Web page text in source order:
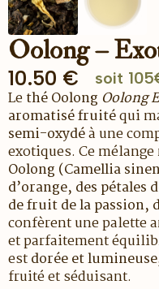
Oolong –
10.50 € soit
Lethé Oolong Oolong
aromatisé fruitéqui
semi-oxydéà une
exotiques. Ce
Oolong (Camellia
d’orange, des pétales
de fruit de la passion,
confèrent une palette
et parfaitement
estdorée et lumineuse
fruité et séduisant.